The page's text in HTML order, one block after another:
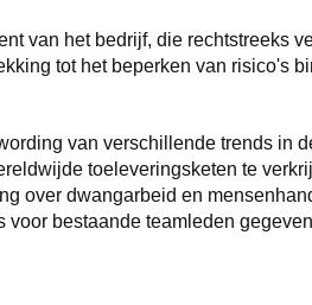
van het bedrijf, die rechtstreeks
tot het beperken van risico's
van verschillende trends in
toeleveringsketen te
over dwangarbeid en
bestaande teamleden